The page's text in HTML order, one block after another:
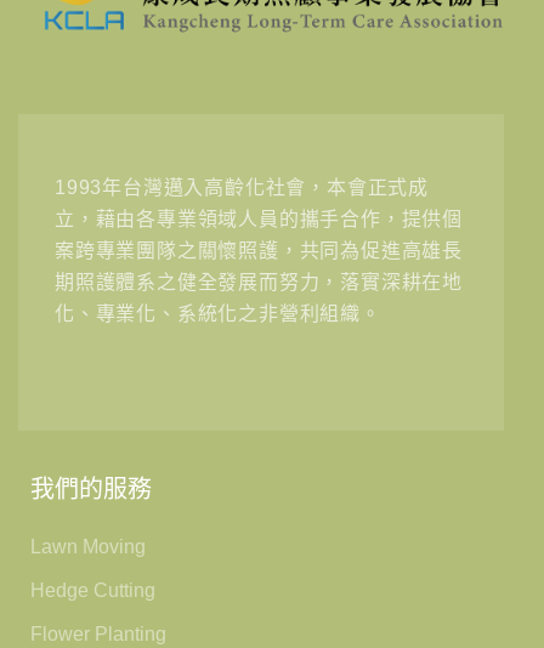
1993年台灣邁入高齡化社會，本會正式成
立，藉由各專業領域人員的攜手合作，提供個
案跨專業團隊之關懷照護，共同為促進高雄長
期照護體系之健全發展而努力，落實深耕在地
化、專業化、系統化之非營利組織。
我們的服務
Lawn Moving
Hedge Cutting
Flower Planting